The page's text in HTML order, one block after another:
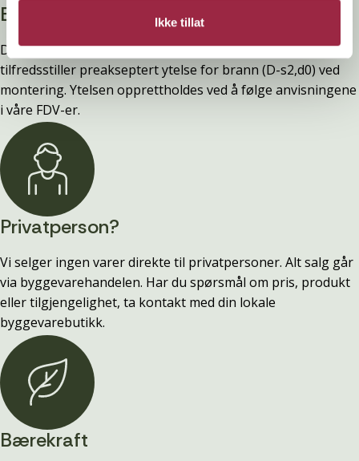
Ikke tillat
Branntestet
Denne kledninger er testet, dokumentert, godkjent og
tilfredsstiller preakseptert ytelse for brann (D-s2,d0) ved
montering. Ytelsen opprettholdes ved å følge anvisningene
i våre FDV-er.
Privatperson?
Vi selger ingen varer direkte til privatpersoner. Alt salg går
via byggevarehandelen. Har du spørsmål om pris, produkt
eller tilgjengelighet, ta kontakt med din lokale
byggevarebutikk.
Bærekraft